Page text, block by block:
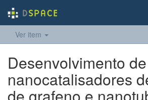
Ver item
Desenvolvimento de
nanocatalisadores